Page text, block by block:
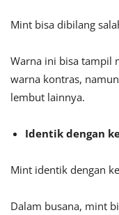
Mint bisa dibilang
Warna ini bisa tampil
warna kontras,
lembut lainnya.
Identik dengan
Mint identik dengan
Dalam busana, mint